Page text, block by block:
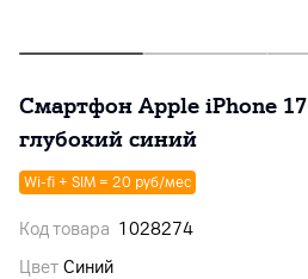
Смартфон Apple iPhone 17
глубокий синий
Wi-fi + SIM = 20 руб/мес
Код товара 1028274
Цвет Синий